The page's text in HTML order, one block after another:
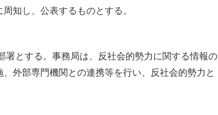
知し、公表するものとする。
とする。事務局は、反社会的勢力に関する情報の
外部専門機関との連携等を行い、反社会的勢力と